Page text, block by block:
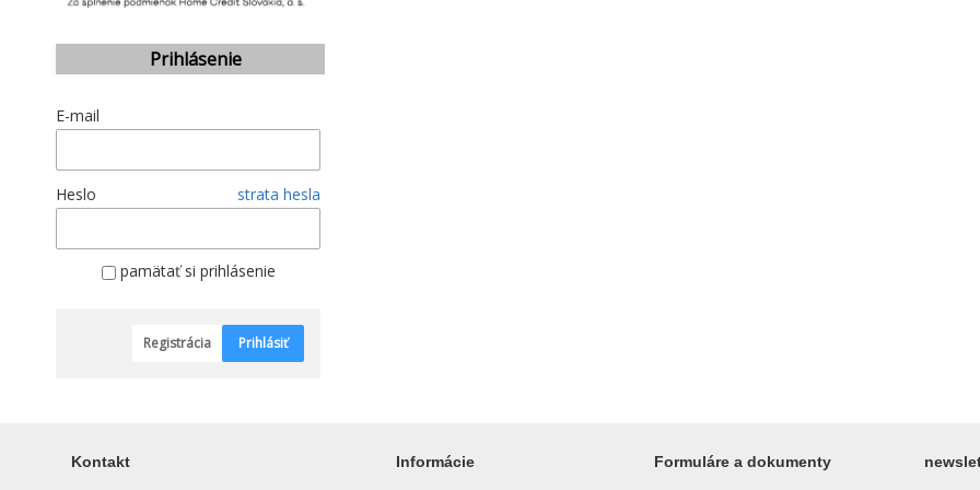
Prihlásenie
E-mail
Heslo strata hesla
pamätať si prihlásenie
Registrácia Prihlásiť
Kontakt Informácie Formuláre a dokumenty